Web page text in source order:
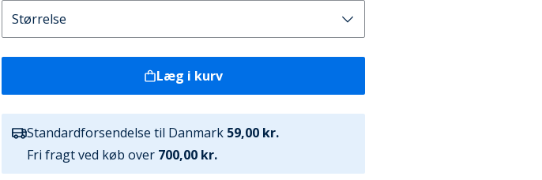
Læg i kurv
Standardforsendelse til Danmark 59,00 kr.
Fri fragt ved køb over 700,00 kr.